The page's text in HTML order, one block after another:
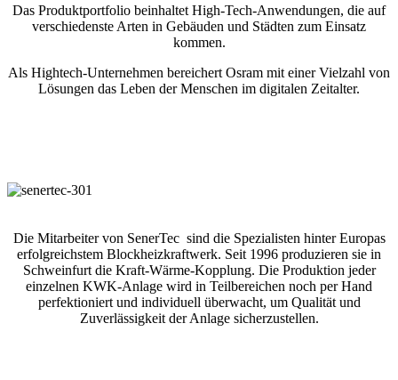
Das Produktportfolio beinhaltet High-Tech-Anwendungen, die auf
verschiedenste Arten in Gebäuden und Städten zum Einsatz
kommen.
Als Hightech-Unternehmen bereichert Osram mit einer Vielzahl von
Lösungen das Leben der Menschen im digitalen Zeitalter.
Die Mitarbeiter von SenerTec sind die Spezialisten hinter Europas
erfolgreichstem Blockheizkraftwerk. Seit 1996 produzieren sie in
Schweinfurt die Kraft-Wärme-Kopplung. Die Produktion jeder
einzelnen KWK-Anlage wird in Teilbereichen noch per Hand
perfektioniert und individuell überwacht, um Qualität und
Zuverlässigkeit der Anlage sicherzustellen.